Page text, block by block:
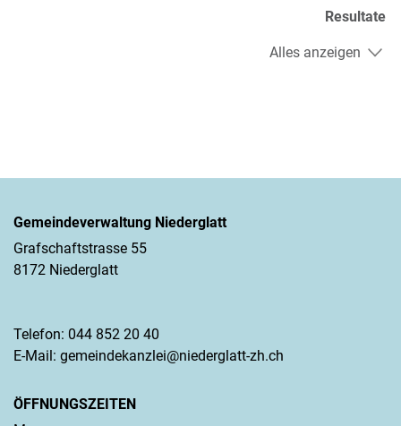
Resultate
Alles anzeigen
Gemeindeverwaltung Niederglatt
Grafschaftstrasse 55
8172 Niederglatt
Telefon: 044 852 20 40
E-Mail: gemeindekanzlei@niederglatt-zh.ch
ÖFFNUNGSZEITEN